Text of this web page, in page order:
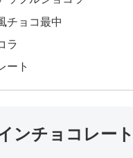
チョコ最中
ラ
ート
ンチョコレー